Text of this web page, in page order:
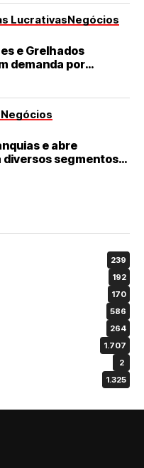
LucrativasNegócios
e Grelhados
demanda por
qualidade
Negócios
e abre
segmentos
239
192
170
586
264
1.707
2
1.325